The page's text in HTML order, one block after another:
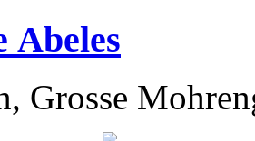
Abeles
Grosse